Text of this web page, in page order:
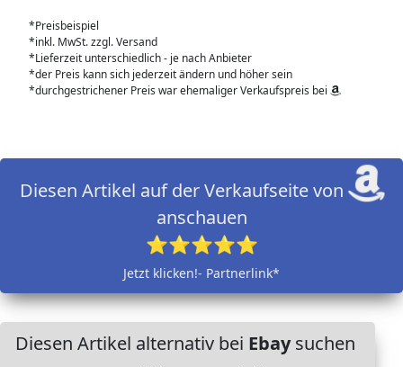
*Preisbeispiel
*inkl. MwSt. zzgl. Versand
*Lieferzeit unterschiedlich - je nach Anbieter
*der Preis kann sich jederzeit ändern und höher sein
*durchgestrichener Preis war ehemaliger Verkaufspreis bei
Diesen Artikel auf der Verkaufseite von
anschauen
⭐⭐⭐⭐⭐
Jetzt klicken!- Partnerlink*
Diesen Artikel alternativ bei Ebaysuchen